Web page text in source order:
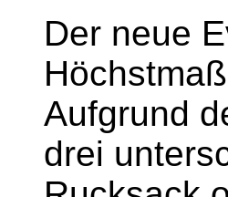
Der neue
Aufgrund
drei